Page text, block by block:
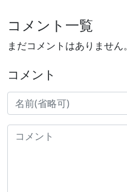
コメント一覧
まだコメントはありません。
コメント